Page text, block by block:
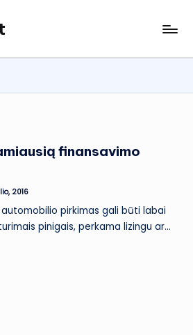
finansavimo
2016
pirkimas gali būti labai
pinigais, perkama lizingu ar…